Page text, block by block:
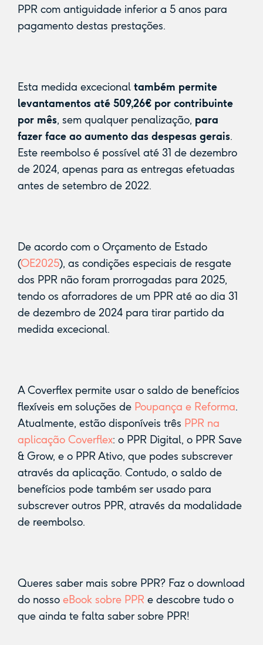
PPR com antiguidade inferior a 5 anos para
pagamento destas prestações.
Esta medida excecional também permite
levantamentos até 509,26€ por contribuinte
por mês, sem qualquer penalização, para
fazer face ao aumento das despesas gerais.
Este reembolso é possível até 31 de dezembro
de 2024, apenas para as entregas efetuadas
antes de setembro de 2022.
De acordo com o Orçamento de Estado
(OE2025), as condições especiais de resgate
dos PPR não foram prorrogadas para 2025,
tendo os aforradores de um PPR até ao dia 31
de dezembro de 2024 para tirar partido da
medida excecional.
A Coverflex permite usar o saldo de benefícios
flexíveis em soluções de Poupança e Reforma.
Atualmente, estão disponíveis três PPR na
aplicação Coverflex: o PPR Digital, o PPR Save
& Grow, e o PPR Ativo, que podes subscrever
através da aplicação. Contudo, o saldo de
benefícios pode também ser usado para
subscrever outros PPR, através da modalidade
de reembolso.
Queres saber mais sobre PPR? Faz o download
do nosso eBook sobre PPR e descobre tudo o
que ainda te falta saber sobre PPR!